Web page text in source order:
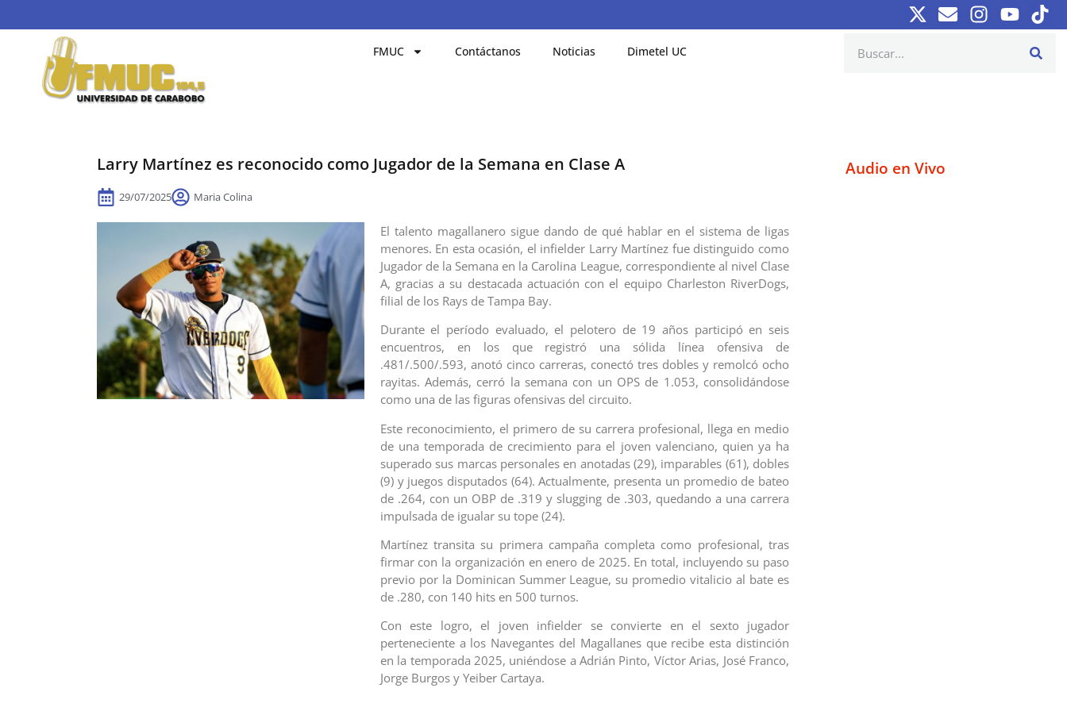
FMUC Contáctanos Noticias Dimetel UC
Larry Martínez es reconocido como Jugador de la Semana en Clase A
29/07/2025 Maria Colina
El talento magallanero sigue dando de qué hablar en el sistema de ligas
menores. En esta ocasión, el infielder Larry Martínez fue distinguido como
Jugador de la Semana en la Carolina League, correspondiente al nivel Clase
A, gracias a su destacada actuación con el equipo Charleston RiverDogs,
filial de los Rays de Tampa Bay.
Durante el período evaluado, el pelotero de 19 años participó en seis
encuentros, en los que registró una sólida línea ofensiva de
.481/.500/.593, anotó cinco carreras, conectó tres dobles y remolcó ocho
rayitas. Además, cerró la semana con un OPS de 1.053, consolidándose
como una de las figuras ofensivas del circuito.
Este reconocimiento, el primero de su carrera profesional, llega en medio
de una temporada de crecimiento para el joven valenciano, quien ya ha
superado sus marcas personales en anotadas (29), imparables (61), dobles
(9) y juegos disputados (64). Actualmente, presenta un promedio de bateo
de .264, con un OBP de .319 y slugging de .303, quedando a una carrera
impulsada de igualar su tope (24).
Martínez transita su primera campaña completa como profesional, tras
firmar con la organización en enero de 2025. En total, incluyendo su paso
previo por la Dominican Summer League, su promedio vitalicio al bate es
de .280, con 140 hits en 500 turnos.
Con este logro, el joven infielder se convierte en el sexto jugador
perteneciente a los Navegantes del Magallanes que recibe esta distinción
en la temporada 2025, uniéndose a Adrián Pinto, Víctor Arias, José Franco,
Jorge Burgos y Yeiber Cartaya.
Audio en Vivo